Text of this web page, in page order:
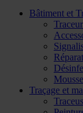
Bâtiment et
Traçage et